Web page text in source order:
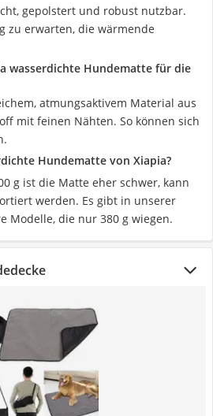
gepolstert und robust nutzbar.
zu erwarten, die wärmende
wasserdichte Hundematte für die
atmungsaktivem Material aus
mit feinen Nähten. So können sich
Hundematte von Xiapia?
g ist die Matte eher schwer, kann
werden. Es gibt in unserer
Modelle, die nur 380 g wiegen.